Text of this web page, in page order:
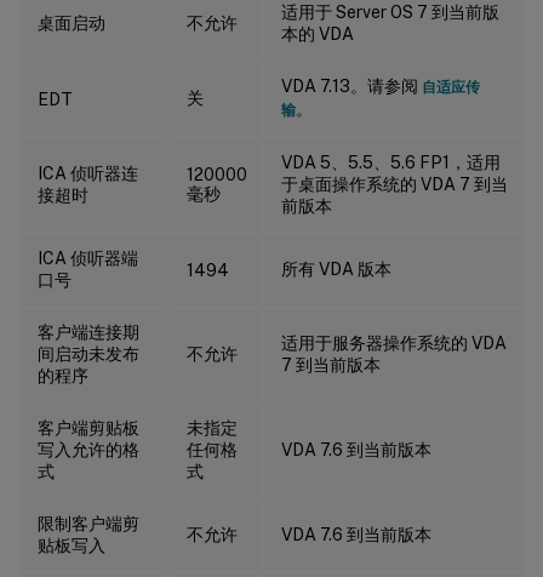
桌面启动 不允许
适用于 Server OS 7 到当前版
本的 VDA
EDT 关
VDA 7.13。请参阅 自适应传
输。
ICA 侦听器连
接超时
120000
毫秒
VDA 5、5.5、5.6 FP1，适用
于桌面操作系统的 VDA 7 到当
前版本
ICA 侦听器端
口号
1494 所有 VDA 版本
客户端连接期
间启动未发布
的程序
不允许
适用于服务器操作系统的 VDA
7 到当前版本
客户端剪贴板
写入允许的格
式
未指定
任何格
式
VDA 7.6 到当前版本
限制客户端剪
贴板写入
不允许 VDA 7.6 到当前版本
ICA/打印/通用打印服务器
ICA/安全性
ICA/会话限制
ICA/时区控制
ICA/TWAIN Devices
ICA/USB 兼容设备
ICA/视觉显示
ICA/视觉显示/静态图像
ICA/网络套接字
配置文件管理/高级设置